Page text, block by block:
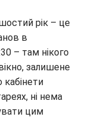
рік – це
в
– там нікого
залишене
кабінети
ні нема
цим